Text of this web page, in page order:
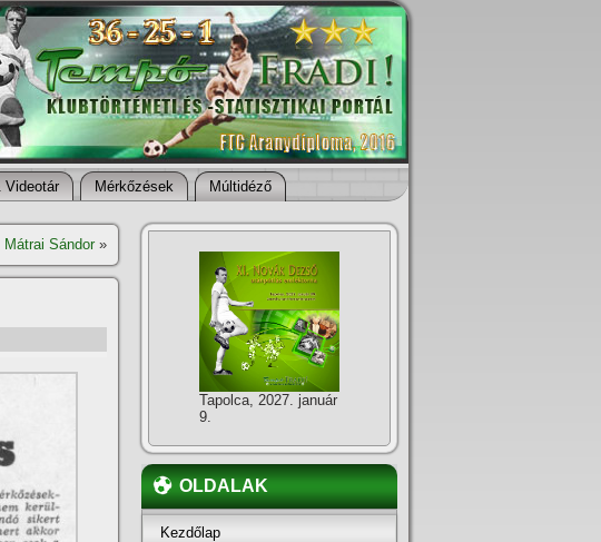
Videotár Mérkőzések Múltidéző
Sándor »
Tapolca, 2027. január
9.
OLDALAK
Kezdőlap